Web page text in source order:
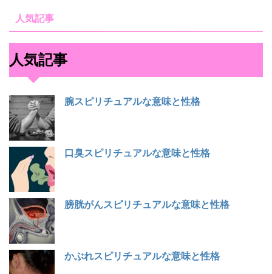
人気記事
人気記事
腕スピリチュアルな意味と性格
口臭スピリチュアルな意味と性格
膀胱がんスピリチュアルな意味と性格
かぶれスピリチュアルな意味と性格